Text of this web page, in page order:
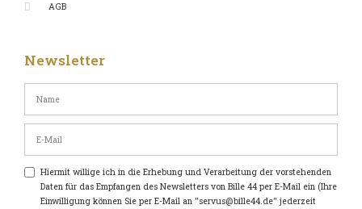
AGB
Newsletter
Hiermit willige ich in die Erhebung und Verarbeitung der vorstehenden
Daten für das Empfangen des Newsletters von Bille 44 per E-Mail ein (Ihre
Einwilligung können Sie per E-Mail an "servus@bille44.de" jederzeit